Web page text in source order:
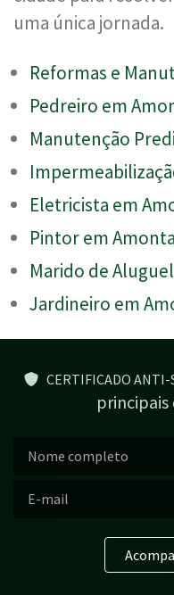
uma única jornada.
Reformas e
Pedreiro em
Manutenção
Eletricista em
Pintor em
Marido de
Jardineiro em
CERTIFICADO ANTI-
principais